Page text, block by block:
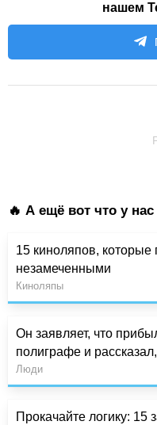
нашем
🔥 А ещё вот что у нас
15 киноляпов, которые
незамеченными
Киноляпы
Он заявляет, что
полиграфе и
Люди
Прокачайте логику: 15